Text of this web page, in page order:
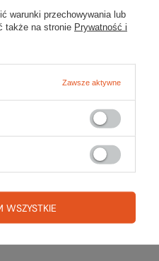
czy masz
w góry, kajak,
LISTA SPRZĘTOWA
warunki przechowywania lub
także na stronie Prywatność i
Zawsze aktywne
WSZYSTKIE